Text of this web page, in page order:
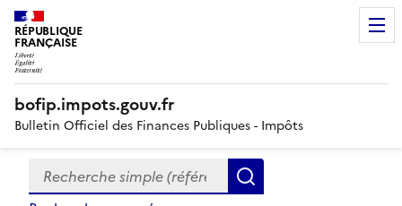
RÉPUBLIQUE
FRANÇAISE
bofip.impots.gouv.fr
Bulletin Officiel des Finances Publiques - Impôts
Formulaire
de
Recherche simple (références, mots clés, partie du